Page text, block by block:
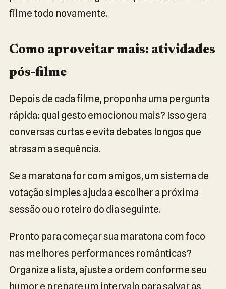
filme todo novamente.
Como aproveitar mais: atividades
pós-filme
Depois de cada filme, proponha uma pergunta
rápida: qual gesto emocionou mais? Isso gera
conversas curtas e evita debates longos que
atrasam a sequência.
Se a maratona for com amigos, um sistema de
votação simples ajuda a escolher a próxima
sessão ou o roteiro do dia seguinte.
Pronto para começar sua maratona com foco
nas melhores performances românticas?
Organize a lista, ajuste a ordem conforme seu
humor e prepare um intervalo para salvar as